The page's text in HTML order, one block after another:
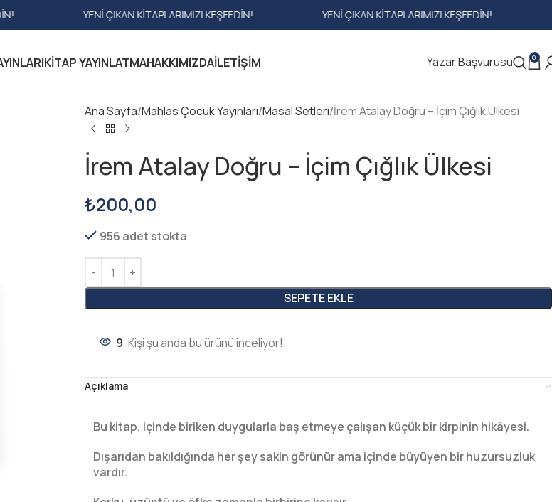
YENI ÇIKAN KITAPLARIMIZI KEŞFEDIN! YENI ÇIKAN KITAPLARIMIZI KEŞFEDIN!
KITAP YAYINLATMAHAKKIMIZDAİLETIŞIM Yazar Başvurusu 0
Ana Sayfa Mahlas Çocuk Yayınları Masal Setleri İrem Atalay Doğru – İçim Çığlık Ülkesi
İrem Atalay Doğru – İçim Çığlık Ülkesi
₺200,00
956 adet stokta
SEPETE EKLE
9 Kişi şu anda bu ürünü inceliyor!
Açıklama
Bu kitap, içinde biriken duygularla baş etmeye çalışan küçük bir kirpinin hikâyesi.
Dışarıdan bakıldığında her şey sakin görünür ama içinde büyüyen bir huzursuzluk
vardır.